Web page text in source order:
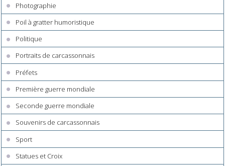
Photographie
Poil à gratter humoristique
Politique
Portraits de carcassonnais
Préfets
Première guerre mondiale
Seconde guerre mondiale
Souvenirs de carcassonnais
Sport
Statues et Croix